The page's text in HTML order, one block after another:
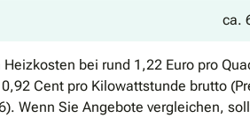
ca.
bei rund 1,22 Euro pro
Cent pro Kilowattstunde brutto
Wenn Sie Angebote vergleichen,